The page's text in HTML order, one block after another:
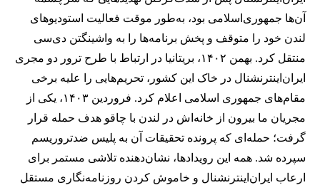
آن‌ها جمهوری‌اسلامی بود، به‌طور موقت فعالیت استودیوهای
لندن خود را متوقف و پخش برنامه‌ها را به واشینگتن دی‌سی
منتقل کرد. بهمن ۱۴۰۲، بریتانیا در ارتباط با طرح ترور دو مجری
ایران‌اینترنشنال در خاک این کشور، تحریم‌هایی را علیه برخی
مقام‌های جمهوری اسلامی اعلام کرد. فروردین ۱۴۰۳، یکی از
مجریان ما بیرون از خانه‌اش در لندن با چاقو هدف حمله قرار
گرفت؛ حمله‌ای که پرونده تحقیقات آن به پلیس ضدتروریسم
سپرده شد. همه این رویدادها، نشان‌دهنده تلاشی مستمر برای
ارعاب ایران‌اینترنشنال و خاموش کردن روزنامه‌نگاری مستقل